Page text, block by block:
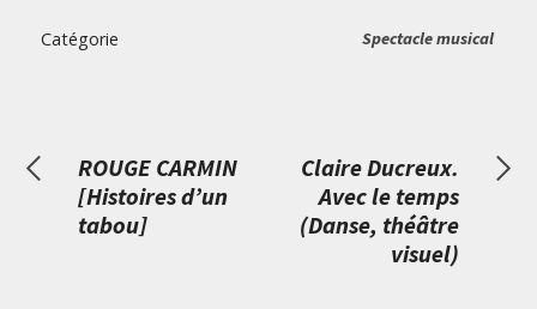
Catégorie Spectacle musical
ROUGE CARMIN
[Histoires d’un
tabou]
Claire Ducreux.
Avec le temps
(Danse, théâtre
visuel)